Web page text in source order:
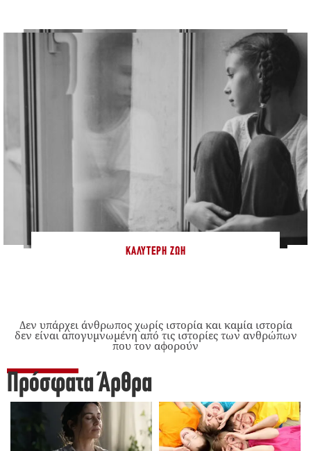
ΚΑΛΎΤΕΡΗ ΖΩΉ
Δεν υπάρχει άνθρωπος χωρίς ιστορία και καμία ιστορία
δεν είναι απογυμνωμένη από τις ιστορίες των ανθρώπων
που τον αφορούν
Πρόσφατα Άρθρα